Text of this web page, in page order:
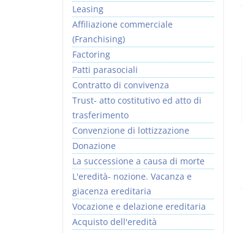
Leasing
Affiliazione commerciale
(Franchising)
Factoring
Patti parasociali
Contratto di convivenza
Trust- atto costitutivo ed atto di
trasferimento
Convenzione di lottizzazione
Donazione
La successione a causa di morte
L'eredità- nozione. Vacanza e
giacenza ereditaria
Vocazione e delazione ereditaria
Acquisto dell'eredità